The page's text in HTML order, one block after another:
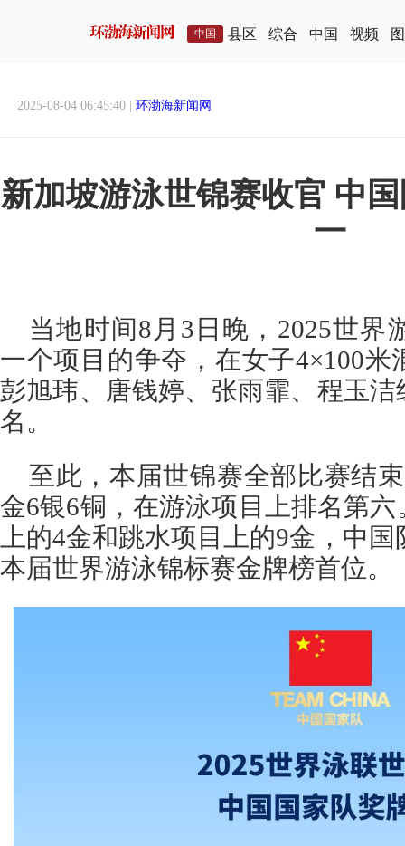
中国 县区 综合 中国 视频
2025-08-04 06:45:40 | 环渤海新闻网
新加坡游泳世锦赛收官 中
一
当地时间8月3日晚，2025世界
一个项目的争夺，在女子4×100
彭旭玮、唐钱婷、张雨霏、程玉
名。
至此，本届世锦赛全部比赛结
金6银6铜，在游泳项目上排名第
上的4金和跳水项目上的9金，中
本届世界游泳锦标赛金牌榜首位。